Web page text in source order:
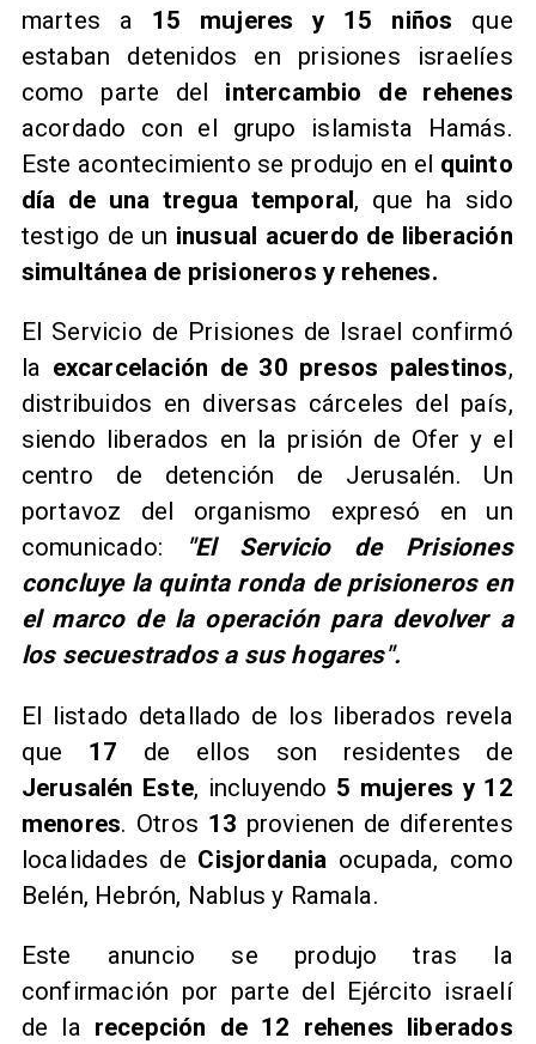
martes a 15 mujeres y 15 niños que
estaban detenidos en prisiones israelíes
como parte del intercambio de rehenes
acordado con el grupo islamista Hamás.
Este acontecimiento se produjo en el quinto
día de una tregua temporal, que ha sido
testigo de un inusual acuerdo de liberación
simultánea de prisioneros y rehenes.
​El Servicio de Prisiones de Israel confirmó
la excarcelación de 30 presos palestinos,
distribuidos en diversas cárceles del país,
siendo liberados en la prisión de Ofer y el
centro de detención de Jerusalén. Un
portavoz del organismo expresó en un
comunicado: "El Servicio de Prisiones
concluye la quinta ronda de prisioneros en
el marco de la operación para devolver a
los secuestrados a sus hogares".
​El listado detallado de los liberados revela
que 17 de ellos son residentes de
Jerusalén Este, incluyendo 5 mujeres y 12
menores. Otros 13 provienen de diferentes
localidades de Cisjordania ocupada, como
Belén, Hebrón, Nablus y Ramala.
​Este anuncio se produjo tras la
confirmación por parte del Ejército israelí
de la recepción de 12 rehenes liberados